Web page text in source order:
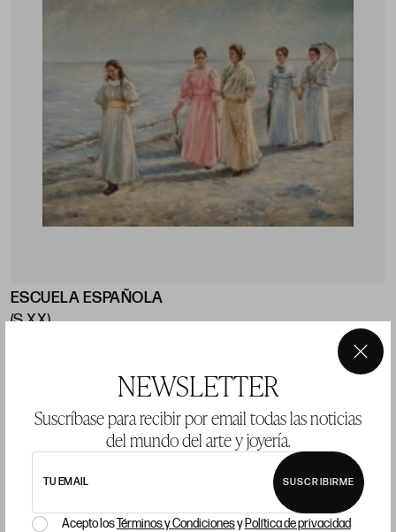
NEWSLETTER
Suscríbase para recibir por email todas las noticias
del mundo del arte y joyería.
TU EMAIL SUSCRIBIRME
Acepto losTérminos y Condicionesy Política de privacidad
×
ESCUELA ESPAÑOLA
(S.XX)
Precio salida 50 €
vendido